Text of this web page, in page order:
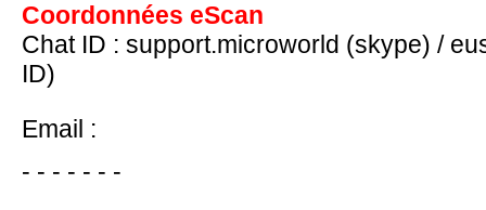
Coordonnées eScan
Chat ID : support.microworld (skype) /
ID)
Email :
- - - - - - -